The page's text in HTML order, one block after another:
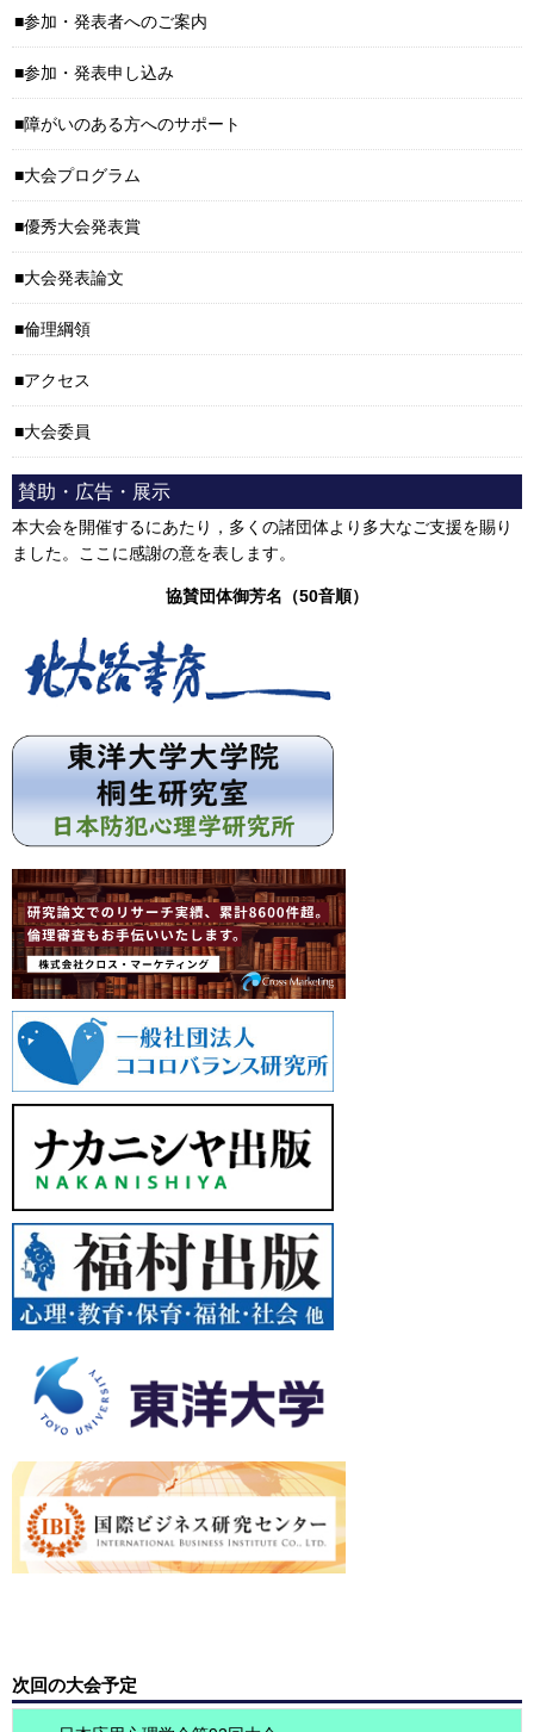
参加・発表者へのご案内
参加・発表申し込み
障がいのある方へのサポート
大会プログラム
優秀大会発表賞
大会発表論文
倫理綱領
アクセス
大会委員
賛助・広告・展示
本大会を開催するにあたり，多くの諸団体より多大なご支援を賜り
ました。ここに感謝の意を表します。
協賛団体御芳名（50音順）
次回の大会予定